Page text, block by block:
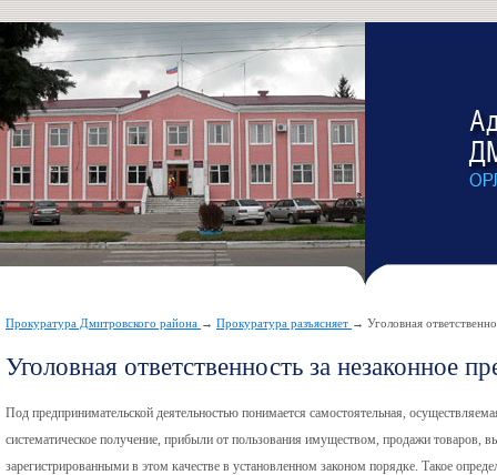
Прокуратура Дмитровского района → Прокуратура разъясняет → Уголовная
Уголовная ответственность за незаконное
Под предпринимательской деятельностью понимается самостоятельная,
систематическое получение, прибыли от пользования имуществом, продажи товаров,
зарегистрированными в этом качестве в установленном законом порядке. Такое